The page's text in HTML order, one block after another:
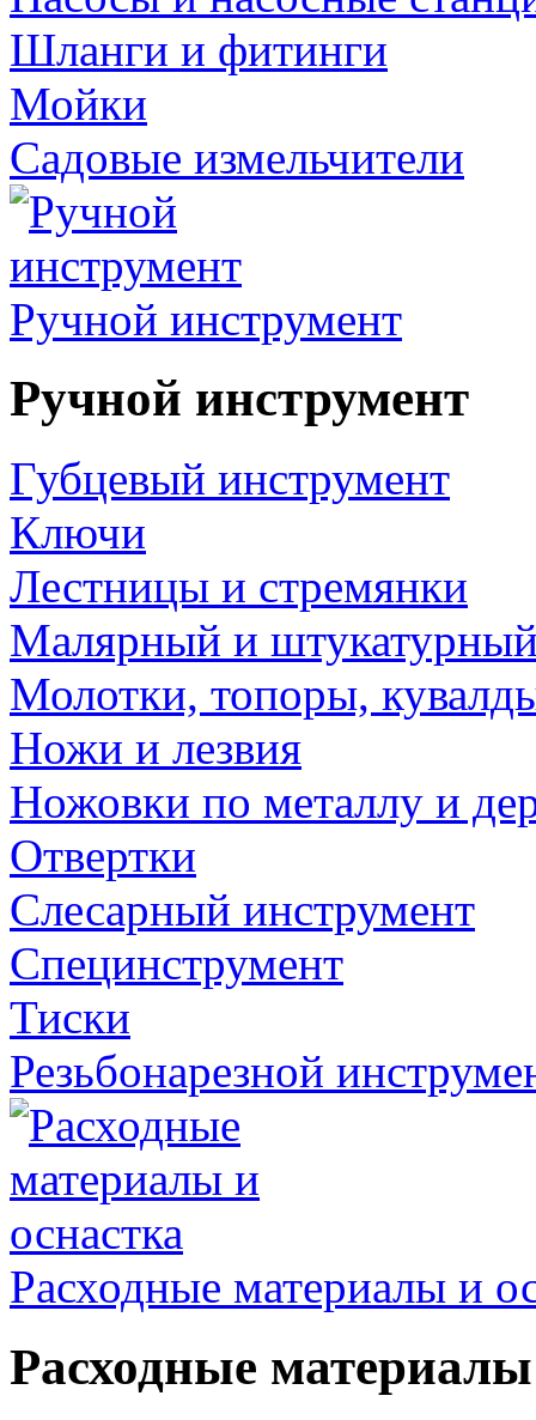
Шланги и фитинги
Мойки
Садовые измельчители
Ручной инструмент
Ручной инструмент
Губцевый инструмент
Ключи
Лестницы и стремянки
Малярный и
Молотки, топоры,
Ножи и лезвия
Ножовки по металлу и
Отвертки
Слесарный инструмент
Специнструмент
Тиски
Резьбонарезной
Расходные материалы и
Расходные